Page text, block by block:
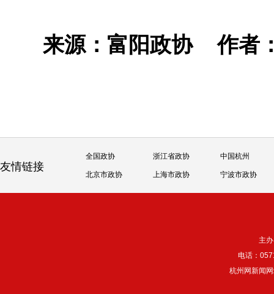
来源：富阳政协作者
友情链接
全国政协 浙江省政协 中国杭州
北京市政协 上海市政协 宁波市政协
主
电话：
杭州网新闻